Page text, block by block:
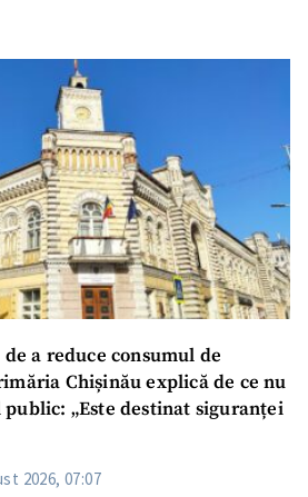
SUSȚINE
a reduce consumul de
Chișinău explică de ce nu
„Este destinat siguranței
2026, 07:07